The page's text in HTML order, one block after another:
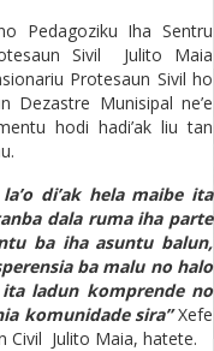
Pedagoziku Iha Sentru
Sivil Julito Maia
Protesaun Sivil ho
Dezastre Munisipal ne’e
hodi hadi’ak liu tan
di’ak hela maibe ita
dala ruma iha parte
ba iha asuntu balun,
ba malu no halo
ladun komprende no
komunidade sira”Xefe
Civil Julito Maia, hatete.